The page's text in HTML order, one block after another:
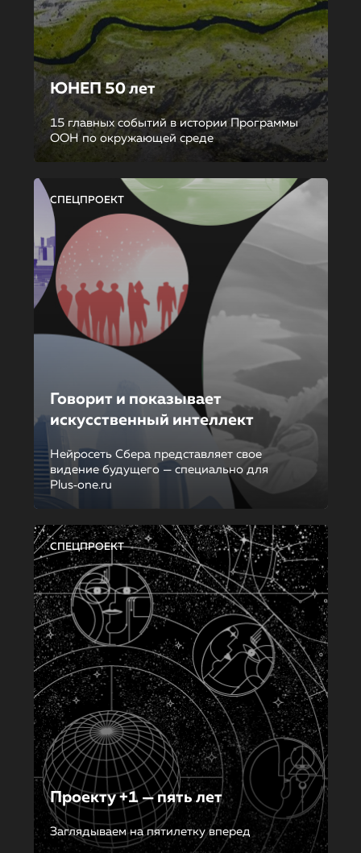
ЮНЕП 50 лет
15 главных событий в истории Программы
ООН по окружающей среде
СПЕЦПРОЕКТ
Говорит и показывает
искусственный интеллект
Нейросеть Сбера представляет свое
видение будущего — специально для
Plus‑one.ru
СПЕЦПРОЕКТ
Проекту +1 — пять лет
Заглядываем на пятилетку вперед